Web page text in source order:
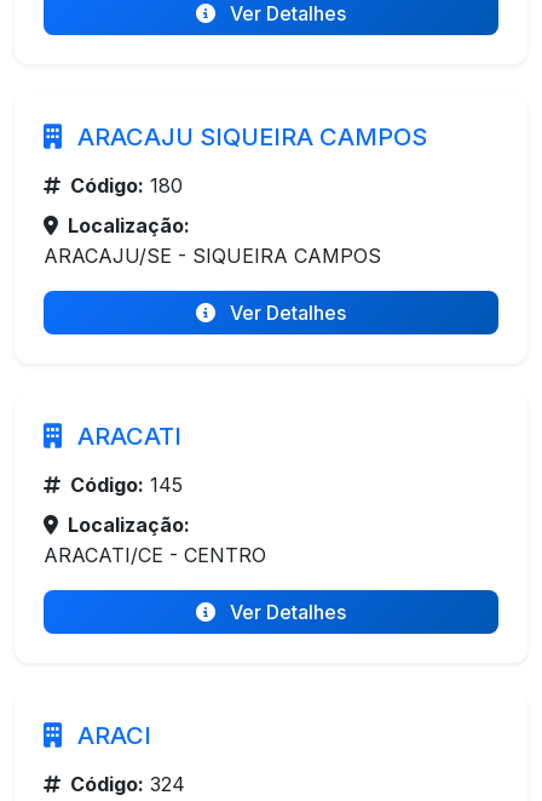
Ver Detalhes
ARACAJU SIQUEIRA CAMPOS
Código: 180
Localização:
ARACAJU/SE - SIQUEIRA CAMPOS
Ver Detalhes
ARACATI
Código: 145
Localização:
ARACATI/CE - CENTRO
Ver Detalhes
ARACI
Código: 324